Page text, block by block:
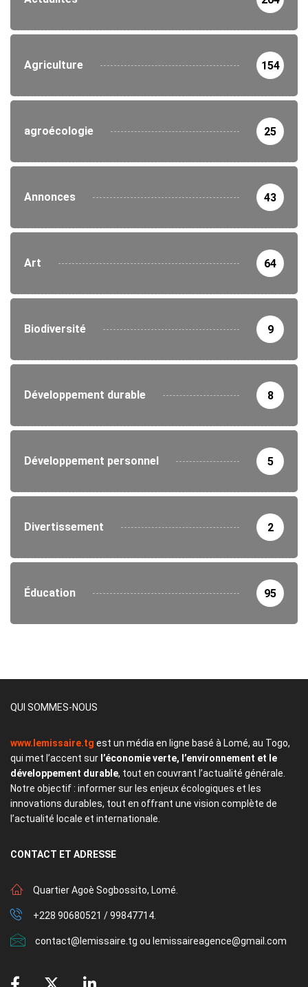
Agriculture 154
agroécologie 25
Annonces 43
Art 64
Biodiversité 9
Développement durable 8
Développement personnel 5
Divertissement 2
Éducation 95
QUI SOMMES-NOUS
www.lemissaire.tg est un média en ligne basé à Lomé, au Togo,
qui met l’accent sur l’économie verte, l’environnement et le
développement durable, tout en couvrant l’actualité générale.
Notre objectif : informer sur les enjeux écologiques et les
innovations durables, tout en offrant une vision complète de
l’actualité locale et internationale.
CONTACT ET ADRESSE
Quartier Agoè Sogbossito, Lomé.
+228 90680521 / 99847714.
contact@lemissaire.tg ou lemissaireagence@gmail.com